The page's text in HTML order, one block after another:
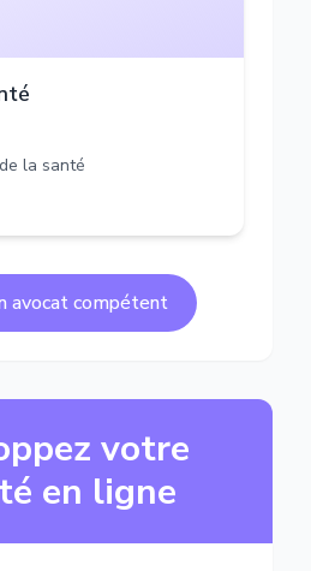
la santé
avocat compétent
votre
en ligne